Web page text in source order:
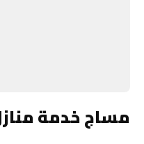
مساج خدمة منازل ٢٤ ساعة الكويت